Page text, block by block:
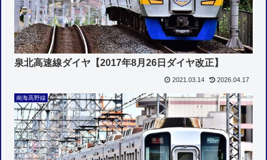
泉北高速線ダイヤ【2017年8月26日ダイヤ改正】
2021.03.14 2026.04.17
南海高野線